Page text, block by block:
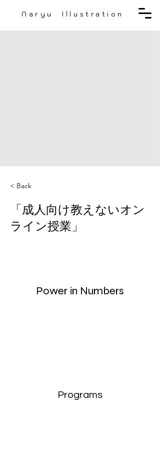
Naryu Illustration
< Back
「成人向け教えないオン
ライン授業」
Power in Numbers
Programs